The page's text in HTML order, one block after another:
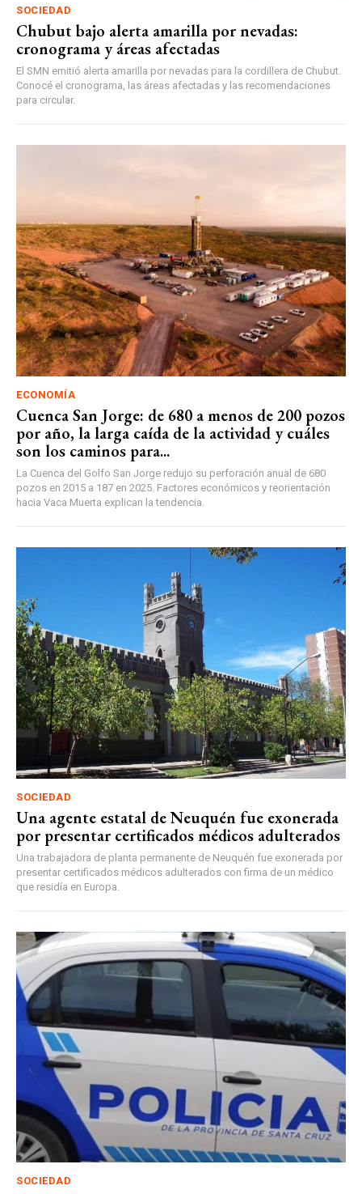
SOCIEDAD
Chubut bajo alerta amarilla por nevadas:
cronograma y áreas afectadas
El SMN emitió alerta amarilla por nevadas para la cordillera de Chubut.
Conocé el cronograma, las áreas afectadas y las recomendaciones
para circular.
ECONOMÍA
Cuenca San Jorge: de 680 a menos de 200 pozos
por año, la larga caída de la actividad y cuáles
son los caminos para...
La Cuenca del Golfo San Jorge redujo su perforación anual de 680
pozos en 2015 a 187 en 2025. Factores económicos y reorientación
hacia Vaca Muerta explican la tendencia.
SOCIEDAD
Una agente estatal de Neuquén fue exonerada
por presentar certificados médicos adulterados
Una trabajadora de planta permanente de Neuquén fue exonerada por
presentar certificados médicos adulterados con firma de un médico
que residía en Europa.
SOCIEDAD